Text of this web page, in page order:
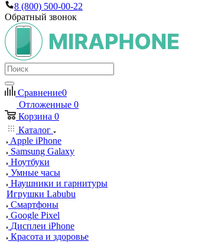
8 (800) 500-00-22
Обратный звонок
Сравнение0
Отложенные 0
Корзина 0
Каталог
Apple iPhone
Samsung Galaxy
Ноутбуки
Умные часы
Наушники и гарнитуры
Игрушки Labubu
Смартфоны
Google Pixel
Дисплеи iPhone
Красота и здоровье